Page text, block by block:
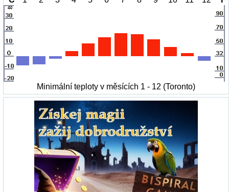
Minimální teploty v měsících 1 - 12 (Toronto)